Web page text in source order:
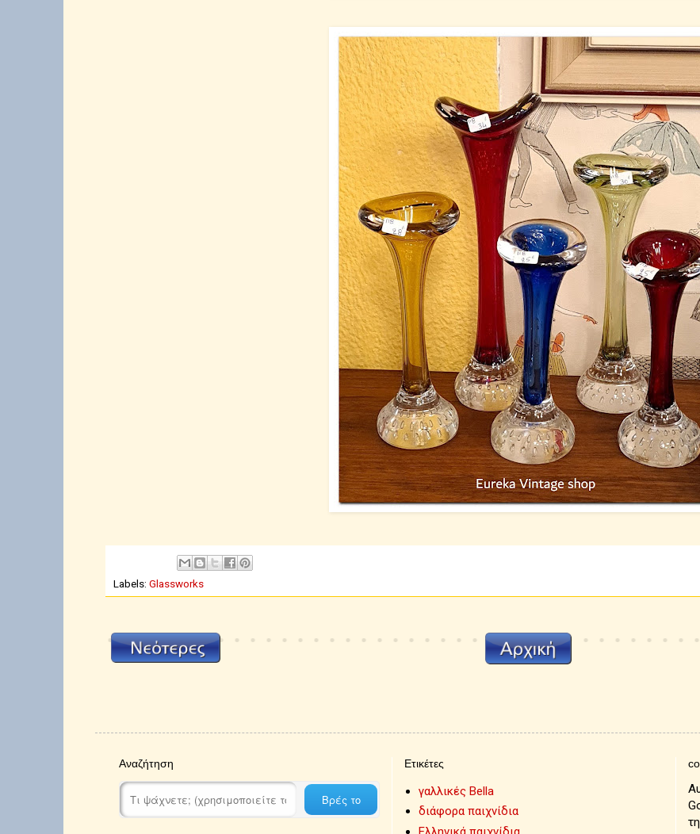
Labels: Glassworks
Αναζήτηση Ετικέτες
γαλλικές Bella
διάφορα παιχνίδια